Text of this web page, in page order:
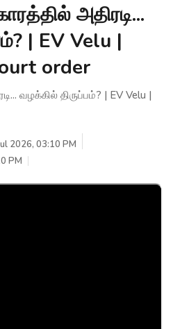
அதிரடி...
| EV Velu |
order
வழக்கில் திருப்பம்? | EV Velu |
2026, 03:10 PM
PM